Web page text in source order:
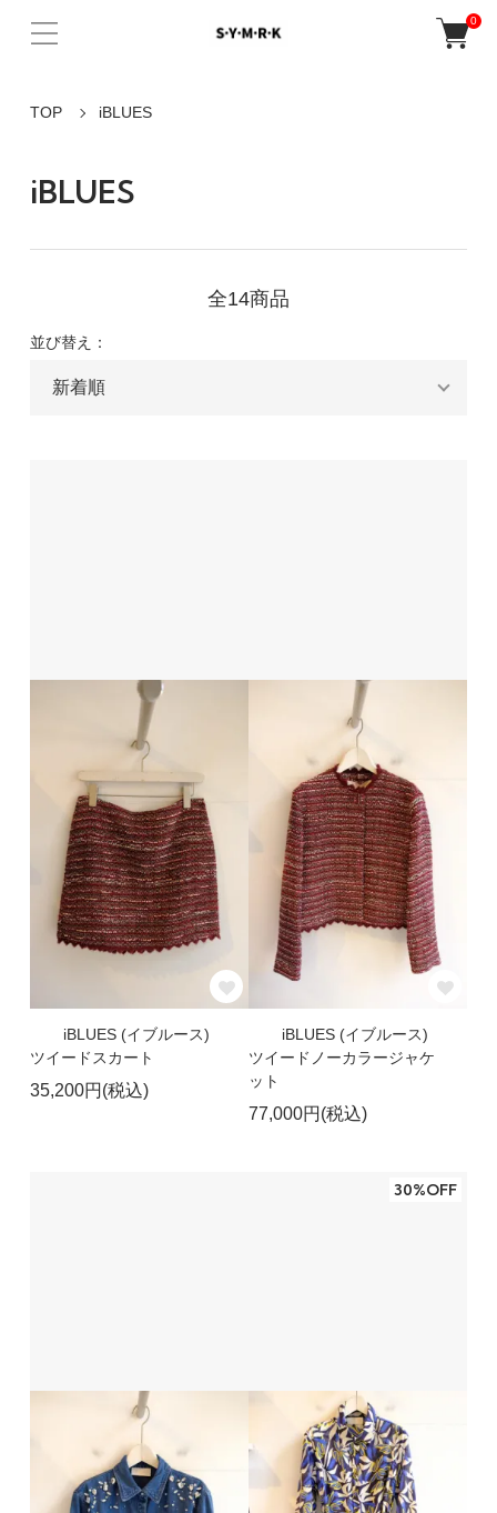
0
TOP iBLUES
iBLUES
全14商品
並び替え：
iBLUES (イブルース)
ツイードスカート
35,200円(税込)
iBLUES (イブルース)
ツイードノーカラージャケ
ット
77,000円(税込)
30%OFF